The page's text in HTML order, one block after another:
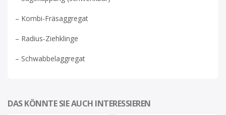
– Kombi-Fräsaggregat
– Radius-Ziehklinge
– Schwabbelaggregat
DAS KÖNNTE SIE AUCH INTERESSIEREN